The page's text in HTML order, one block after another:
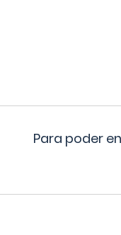
Para poder